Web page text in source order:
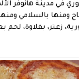
في مدينة هانوفر
ومنها بالسلامي
زعتر، بقلاوة،